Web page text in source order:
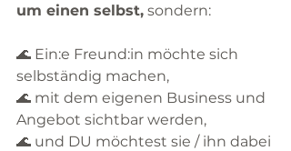
um einen selbst, sondern:
🌊 Ein:e Freund:in möchte sich
selbständig machen,
🌊 mit dem eigenen Business und
Angebot sichtbar werden,
🌊 und DU möchtest sie / ihn dabei